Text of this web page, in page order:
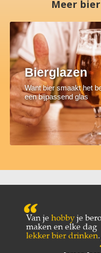
Meer
Bierglazen
Want bier smaakt het
een bijpassend glas